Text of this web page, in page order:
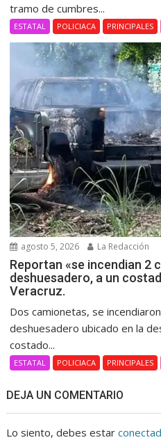
tramo de cumbres...
ESTATAL POLICIACA PRINCIPALES
agosto 5, 2026 La Redacción
Reportan «se incendian 2
deshuesadero, a un
Veracruz.
Dos camionetas, se
deshuesadero ubicado en la
costado...
ESTATAL POLICIACA PRINCIPALES
DEJA UN COMENTARIO
Lo siento, debes estar